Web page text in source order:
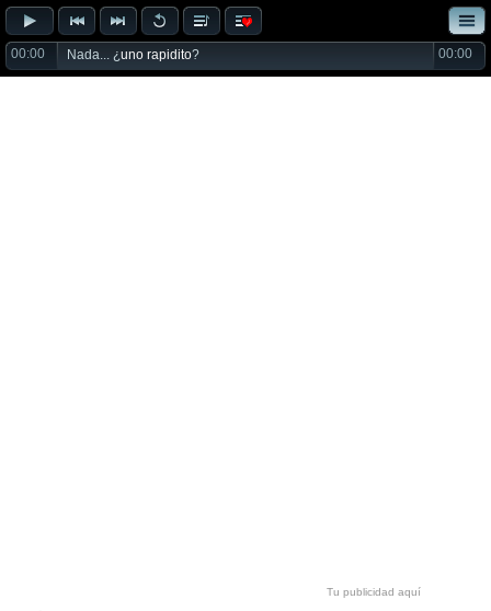
00:00 Nada... ¿uno rapidito? 00:00
Tu publicidad aquí